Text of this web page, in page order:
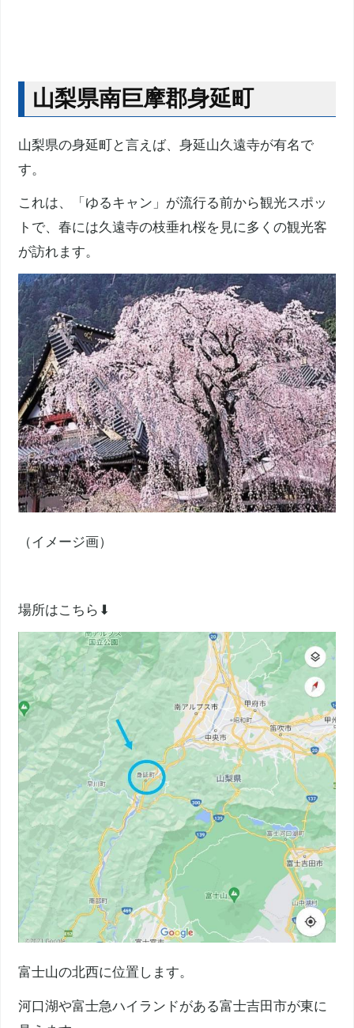
山梨県南巨摩郡身延町
山梨県の身延町と言えば、身延山久遠寺が有名で
す。
これは、「ゆるキャン」が流行る前から観光スポッ
トで、春には久遠寺の枝垂れ桜を見に多くの観光客
が訪れます。
（イメージ画）
場所はこちら⬇
富士山の北西に位置します。
河口湖や富士急ハイランドがある富士吉田市が東に